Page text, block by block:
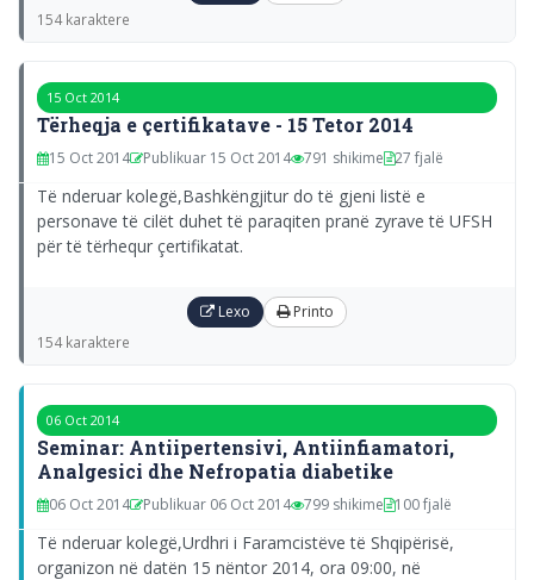
154 karaktere
15 Oct 2014
Tërheqja e çertifikatave - 15 Tetor 2014
15 Oct 2014 Publikuar 15 Oct 2014 791 shikime 27 fjalë
Të nderuar kolegë,Bashkëngjitur do të gjeni listë e
personave të cilët duhet të paraqiten pranë zyrave të UFSH
për të tërhequr çertifikatat.
Lexo Printo
154 karaktere
06 Oct 2014
Seminar: Antiipertensivi, Antiinfiamatori,
Analgesici dhe Nefropatia diabetike
06 Oct 2014 Publikuar 06 Oct 2014 799 shikime 100 fjalë
Të nderuar kolegë,Urdhri i Faramcistëve të Shqipërisë,
organizon në datën 15 nëntor 2014, ora 09:00, në